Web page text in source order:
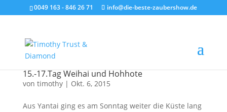
0049 163 - 846 26 71 info@die-beste-zaubershow.de
15.-17.Tag Weihai und Hohhote
von timothy| Okt. 6, 2015
Aus Yantai ging es am Sonntag weiter die Küste lang